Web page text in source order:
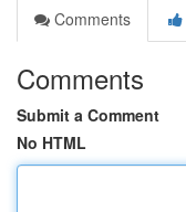
Comments
Comments
Submit a Comment
No HTML